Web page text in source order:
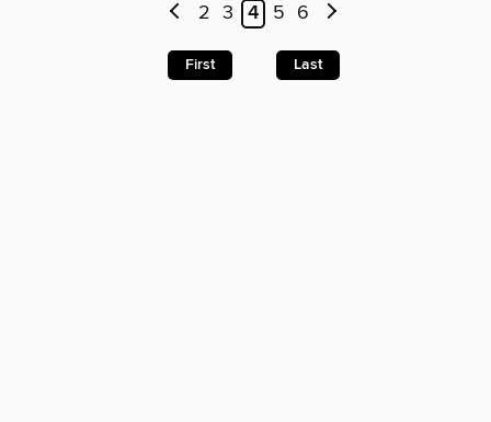
2 3 4 5 6
First Last